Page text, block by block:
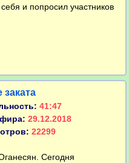
и попросил участников
заката
41:47
29.12.2018
22299
Сегодня